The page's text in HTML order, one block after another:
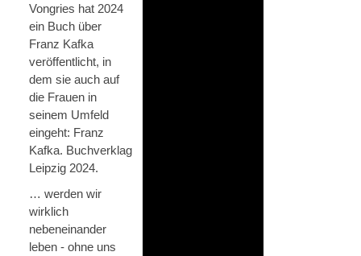
Vongries hat 2024
ein Buch über
Franz Kafka
veröffentlicht, in
dem sie auch auf
die Frauen in
seinem Umfeld
eingeht: Franz
Kafka. Buchverklag
Leipzig 2024.
… werden wir
wirklich
nebeneinander
leben - ohne uns